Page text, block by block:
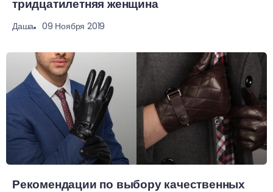
тридцатилетняя женщина
Даша 09 Ноября 2019
Рекомендации по выбору качественных